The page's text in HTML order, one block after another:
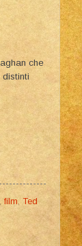
che
distinti
,film, Ted